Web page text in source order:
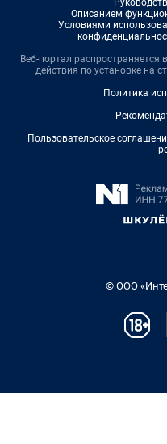
Описанием
Условиями
Веб-портал распространяется
действия по установке на
Политика
Пользовательское
© ООО